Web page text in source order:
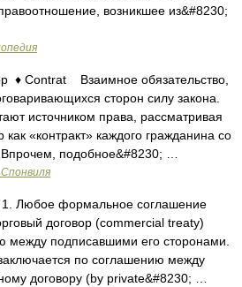
возникшее из&#8230;
♦ Contrat Взаимное обязательство,
сторон силу закона.
источником права, рассматривая
«контракт» каждого гражданина со
подобное&#8230; …
Любое формальное соглашение
договор (commercial treaty)
между подписавшими его сторонами.
по соглашению между
договору (by private&#8230; …